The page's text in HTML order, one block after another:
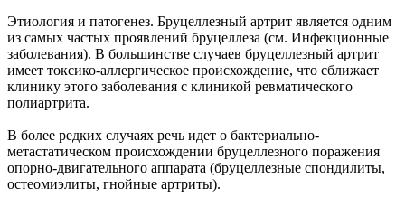
Этиология и патогенез. Бруцеллезный артрит является одним
из самых частых проявлений бруцеллеза (см. Инфекционные
заболевания). В большинстве случаев бруцеллезный артрит
имеет токсико-аллергическое происхождение, что сближает
клинику этого заболевания с клиникой ревматического
полиартрита.
В более редких случаях речь идет о бактериально-
метастатическом происхождении бруцеллезного поражения
опорно-двигательного аппарата (бруцеллезные спондилиты,
остеомиэлиты, гнойные артриты).